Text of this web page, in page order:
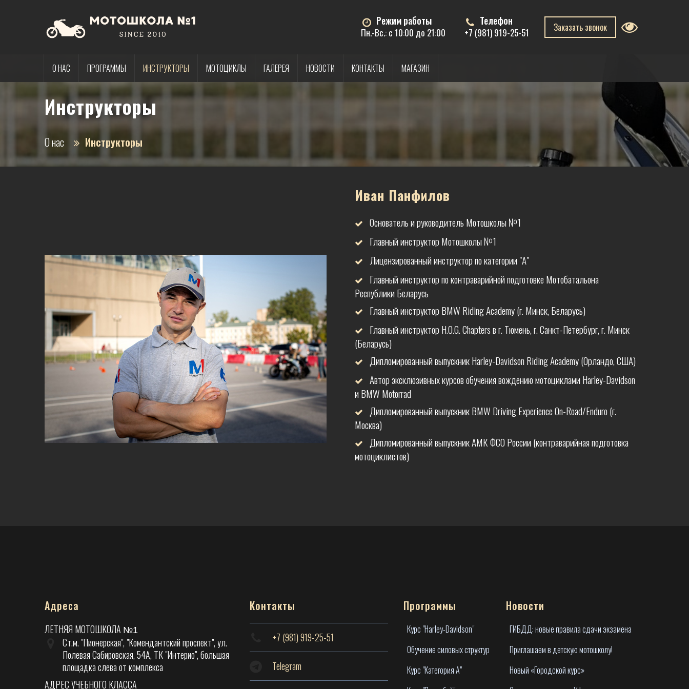
Режим работы
Пн.-Вс.: с 10:00 до 21:00
Телефон
+7 (981) 919-25-51 Заказать звонок
О НАС ПРОГРАММЫ ИНСТРУКТОРЫ МОТОЦИКЛЫ ГАЛЕРЕЯ НОВОСТИ КОНТАКТЫ МАГАЗИН
Инструкторы
О нас Инструкторы
Иван Панфилов
Основатель и руководитель Мотошколы №1
Главный инструктор Мотошколы №1
Лицензированный инструктор по категории "А"
Главный инструктор по контраварийной подготовке Мотобатальона
Республики Беларусь
Главный инструктор BMW Riding Academy (г. Минск, Беларусь)
Главный инструктор H.O.G. Chapters в г. Тюмень, г. Санкт-Петербург, г. Минск
(Беларусь)
Дипломированный выпускник Harley-Davidson Riding Academy (Орландо, США)
Автор эксклюзивных курсов обучения вождению мотоциклами Harley-Davidson
и BMW Motorrad
Дипломированный выпускник BMW Driving Experience On-Road/Enduro (г.
Москва)
Дипломированный выпускник АМК ФСО России (контраварийная подготовка
мотоциклистов)
Адреса
ЛЕТНЯЯ МОТОШКОЛА №1
Ст.м. "Пионерская", "Комендантский проспект", ул.
Полевая Сабировская, 54А, ТК "Интерио", большая
площадка слева от комплекса
АДРЕС УЧЕБНОГО КЛАССА
Контакты
+7 (981) 919-25-51
Telegram
Программы
Курс "Harley-Davidson"
Обучение силовых структур
Курс "Категория А"
Новости
ГИБДД: новые правила сдачи экзамена
Приглашаем в детскую мотошколу!
Новый «Городской курс»